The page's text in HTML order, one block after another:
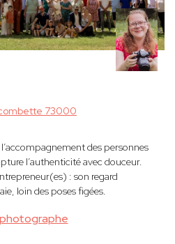
73000
des personnes
l’authenticité avec douceur.
: son regard
loin des poses figées.